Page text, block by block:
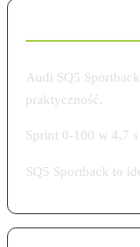
Audi SQ5
praktyczność.
Sprint 0-100 w 4,7
SQ5 Sportback to